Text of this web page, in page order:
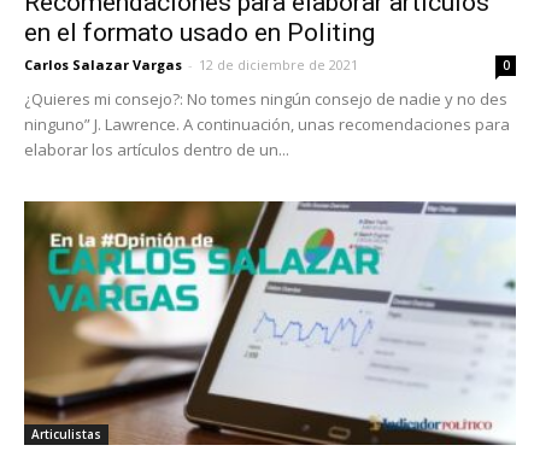
en el formato usado en Politing
Carlos Salazar Vargas - 12 de diciembre de 2021 0
¿Quieres mi consejo?: No tomes ningún consejo de nadie y no des
ninguno” J. Lawrence. A continuación, unas recomendaciones para
elaborar los artículos dentro de un...
Articulistas